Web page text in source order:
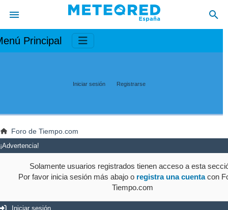
Principal
Iniciar sesión Registrarse
Foro de Tiempo.com
¡Advertencia!
Solamente usuarios registrados tienen acceso a esta
Por favor inicia sesión más abajo o registra una cuentacon
Tiempo.com
Iniciar sesión